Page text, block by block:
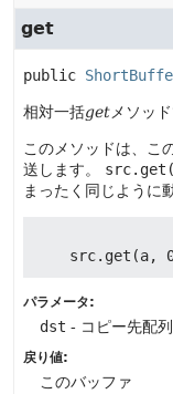
get
public
相対一括get メソッド
このメソッドは、こ
送します。
まったく同じように
パラメータ:
dst - コピー先配列
戻り値:
このバッファ